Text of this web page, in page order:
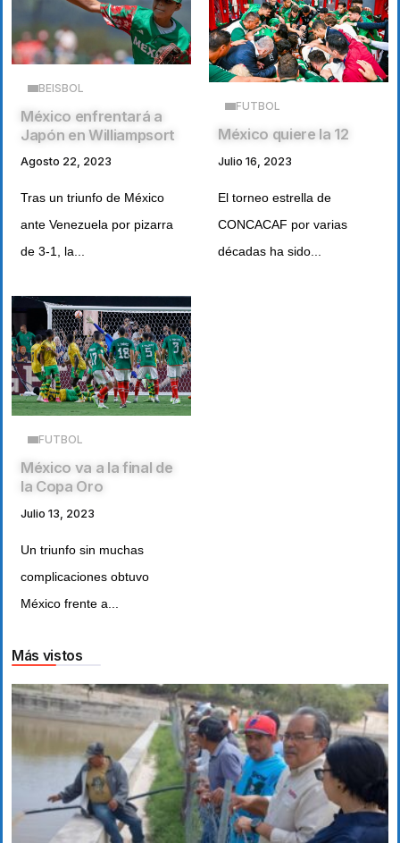
BEISBOL
México enfrentará a
Japón en Williampsort
Agosto 22, 2023
Tras un triunfo de México
ante Venezuela por pizarra
de 3-1, la...
FUTBOL
México quiere la 12
Julio 16, 2023
El torneo estrella de
CONCACAF por varias
décadas ha sido...
FUTBOL
México va a la final de
la Copa Oro
Julio 13, 2023
Un triunfo sin muchas
complicaciones obtuvo
México frente a...
Más vistos